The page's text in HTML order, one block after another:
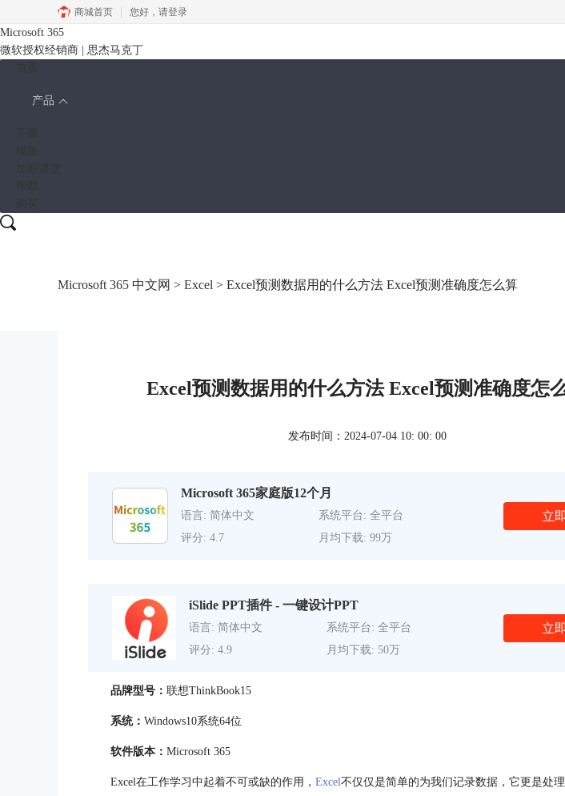
商城首页 您好， 请登录
Microsoft 365
微软授权经销商 | 思杰马克丁
产品
Microsoft 365 中文网 > Excel > Excel预测数据用的什么方法 Excel预测准确度怎么算
Excel预测数据用的什么方法 Excel预测准确度怎
发布时间：2024-07-04 10: 00: 00
Microsoft 365家庭版12个月
语言: 简体中文
系统平台: 全平台
评分: 4.7
月均下载: 99万
立
iSlide PPT插件 - 一键设计PPT
语言: 简体中文
系统平台: 全平台
评分: 4.9
月均下载: 50万
立
品牌型号： 联想ThinkBook15
系统： Windows10系统64位
软件版本： Microsoft 365
Excel在工作学习中起着不可或缺的作用， Excel不仅仅是简单的为我们记录数据，它更是处